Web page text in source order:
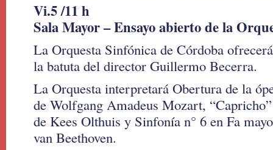
Vi.5 /11 h
Sala Mayor – Ensayo abierto de la
La Orquesta Sinfónica de Córdoba
la batuta del director Guillermo Becerra.
La Orquesta interpretará Obertura de la
de Wolfgang Amadeus Mozart,
de Kees Olthuis y Sinfonía n° 6 en Fa
van Beethoven.